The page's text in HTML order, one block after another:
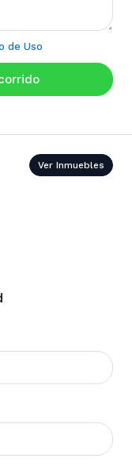
de Uso
Ver Inmuebles